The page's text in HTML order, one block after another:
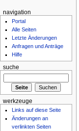
navigation
Portal
Alle Seiten
Letzte Änderungen
Anfragen und Anträge
Hilfe
suche
werkzeuge
Links auf diese Seite
Änderungen an
verlinkten Seiten